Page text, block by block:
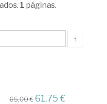
1 páginas.
↑
65,00 € 61,75 €